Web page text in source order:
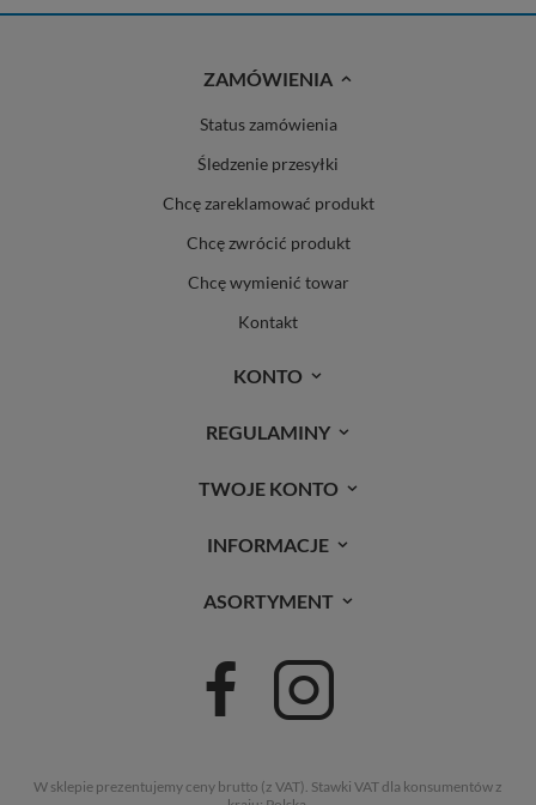
ZAMÓWIENIA
Status zamówienia
Śledzenie przesyłki
Chcę zareklamować produkt
Chcę zwrócić produkt
Chcę wymienić towar
Kontakt
KONTO
REGULAMINY
TWOJE KONTO
INFORMACJE
ASORTYMENT
W sklepie prezentujemy ceny brutto (z VAT). Stawki VAT dla konsumentów z